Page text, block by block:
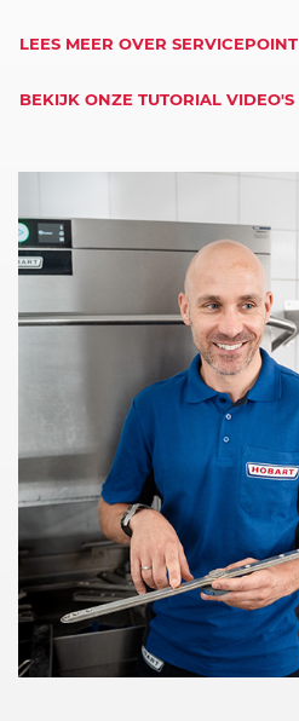
LEES MEER OVER SERVICEPOINT
BEKIJK ONZE TUTORIAL VIDEO'S